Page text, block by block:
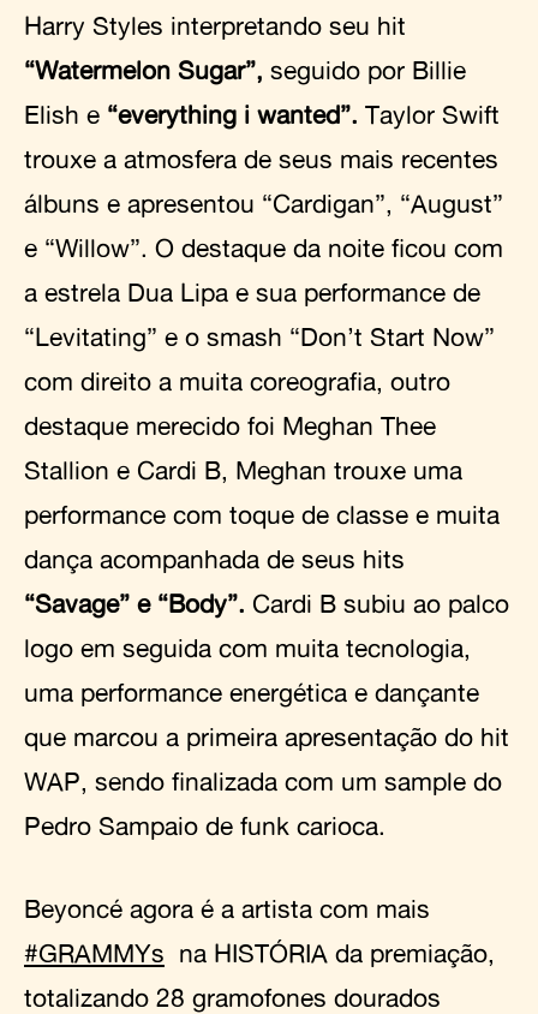
Harry Styles interpretando seu hit
“Watermelon Sugar”, seguido por Billie
Elish e “everything i wanted”. Taylor Swift
trouxe a atmosfera de seus mais recentes
álbuns e apresentou “Cardigan”, “August”
e “Willow”. O destaque da noite ficou com
a estrela Dua Lipa e sua performance de
“Levitating” e o smash “Don’t Start Now”
com direito a muita coreografia, outro
destaque merecido foi Meghan Thee
Stallion e Cardi B, Meghan trouxe uma
performance com toque de classe e muita
dança acompanhada de seus hits
“Savage” e “Body”. Cardi B subiu ao palco
logo em seguida com muita tecnologia,
uma performance energética e dançante
que marcou a primeira apresentação do hit
WAP, sendo finalizada com um sample do
Pedro Sampaio de funk carioca.
Beyoncé agora é a artista com mais
#GRAMMYs na HISTÓRIA da premiação,
totalizando 28 gramofones dourados